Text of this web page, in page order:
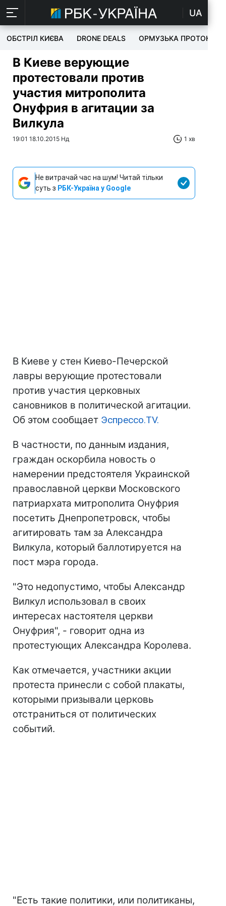
UA
ОБСТРІЛ КИЄВА DRONE DEALS ОРМУЗЬКА ПРОТОКА
В Киеве верующие
протестовали против
участия митрополита
Онуфрия в агитации за
Вилкула
19:01 18.10.2015 Нд 1 хв
Не витрачай час на шум! Читай тільки
суть з РБК-Україна у Google
В Киеве у стен Киево-Печерской
лавры верующие протестовали
против участия церковных
сановников в политической агитации.
Об этом сообщает Эспрессо.TV.
В частности, по данным издания,
граждан оскорбила новость о
намерении предстоятеля Украинской
православной церкви Московского
патриархата митрополита Онуфрия
посетить Днепропетровск, чтобы
агитировать там за Александра
Вилкула, который баллотируется на
пост мэра города.
"Это недопустимо, чтобы Александр
Вилкул использовал в своих
интересах настоятеля церкви
Онуфрия", - говорит одна из
протестующих Александра Королева.
Как отмечается, участники акции
протеста принесли с собой плакаты,
которыми призывали церковь
отстраниться от политических
событий.
"Есть такие политики, или политиканы,